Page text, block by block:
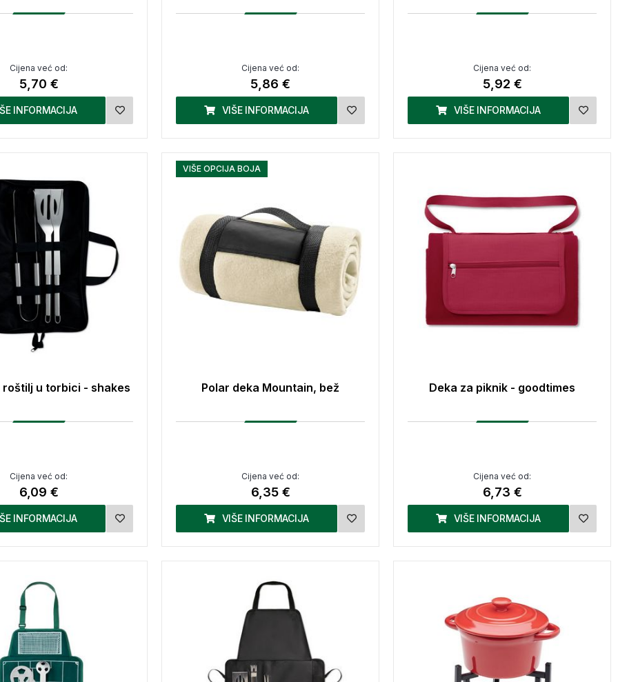
Cijena već od:
5,70 €
INFORMACIJA
Cijena već od:
5,86 €
VIŠE INFORMACIJA
Cijena već od:
5,92 €
VIŠE INFORMACIJA
roštilj u torbici - shakes
Cijena već od:
6,09 €
INFORMACIJA
VIŠE OPCIJA BOJA
Polar deka Mountain, bež
Cijena već od:
6,35 €
VIŠE INFORMACIJA
Deka za piknik - goodtimes
Cijena već od:
6,73 €
VIŠE INFORMACIJA